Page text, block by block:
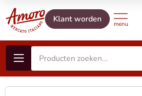
Klant worden